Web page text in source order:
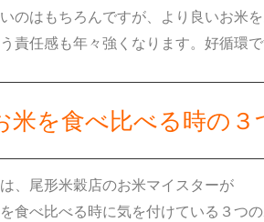
のはもちろんですが、より良いお米
責任感も年々強くなります。好循環で
を食べ比べる時の３
、尾形米穀店のお米マイスターが
食べ比べる時に気を付けている３つ